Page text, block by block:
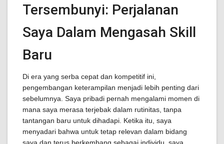
Tersembunyi: Perjalanan
Saya Dalam Mengasah Skill
Baru
Di era yang serba cepat dan kompetitif ini,
pengembangan keterampilan menjadi lebih penting dari
sebelumnya. Saya pribadi pernah mengalami momen di
mana saya merasa terjebak dalam rutinitas, tanpa
tantangan baru untuk dihadapi. Ketika itu, saya
menyadari bahwa untuk tetap relevan dalam bidang